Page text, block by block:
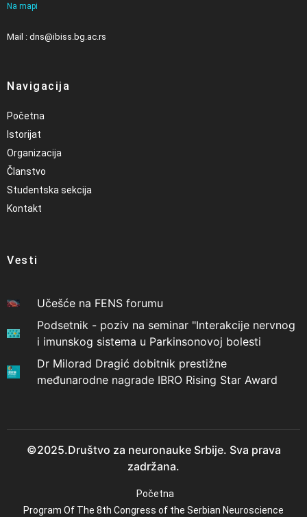
Na mapi
Mail : dns@ibiss.bg.ac.rs
Navigacija
Početna
Istorijat
Organizacija
Članstvo
Studentska sekcija
Kontakt
Vesti
Učešće na FENS forumu
Podsetnik - poziv na seminar "Interakcije nervnog
i imunskog sistema u Parkinsonovoj bolesti
Dr Milorad Dragić dobitnik prestižne
međunarodne nagrade IBRO Rising Star Award
©2025.Društvo za neuronauke Srbije. Sva prava
zadržana.
Početna
Program Of The 8th Congress of the Serbian Neuroscience